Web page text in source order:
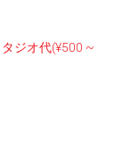
ジオ代(¥500 ~